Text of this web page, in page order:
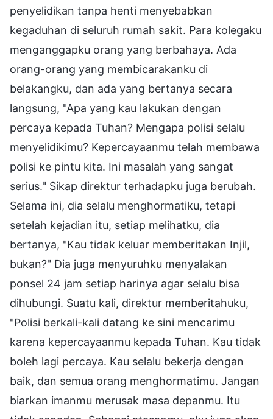
penyelidikan tanpa henti menyebabkan
kegaduhan di seluruh rumah sakit. Para kolegaku
menganggapku orang yang berbahaya. Ada
orang-orang yang membicarakanku di
belakangku, dan ada yang bertanya secara
langsung, "Apa yang kau lakukan dengan
percaya kepada Tuhan? Mengapa polisi selalu
menyelidikimu? Kepercayaanmu telah membawa
polisi ke pintu kita. Ini masalah yang sangat
serius." Sikap direktur terhadapku juga berubah.
Selama ini, dia selalu menghormatiku, tetapi
setelah kejadian itu, setiap melihatku, dia
bertanya, "Kau tidak keluar memberitakan Injil,
bukan?" Dia juga menyuruhku menyalakan
ponsel 24 jam setiap harinya agar selalu bisa
dihubungi. Suatu kali, direktur memberitahuku,
"Polisi berkali-kali datang ke sini mencarimu
karena kepercayaanmu kepada Tuhan. Kau tidak
boleh lagi percaya. Kau selalu bekerja dengan
baik, dan semua orang menghormatimu. Jangan
biarkan imanmu merusak masa depanmu. Itu